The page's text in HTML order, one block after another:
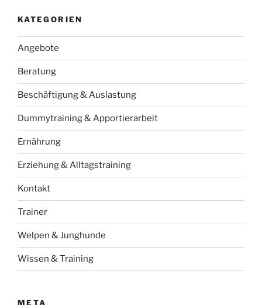
KATEGORIEN
Angebote
Beratung
Beschäftigung & Auslastung
Dummytraining & Apportierarbeit
Ernährung
Erziehung & Alltagstraining
Kontakt
Trainer
Welpen & Junghunde
Wissen & Training
META